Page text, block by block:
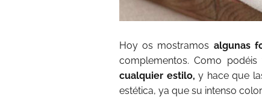
Hoy os mostramos algunas
complementos. Como
cualquier estilo, y hace que
estética, ya que su intenso